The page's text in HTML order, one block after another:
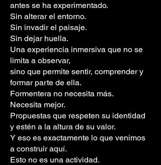
antes se ha experimentado.
Sin alterar el entorno.
Sin invadir el paisaje.
Sin dejar huella.
Una experiencia inmersiva que no se
limita a observar,
sino que permite sentir, comprender y
formar parte de ella.
Formentera no necesita más.
Necesita mejor.
Propuestas que respeten su identidad
y estén a la altura de su valor.
Y eso es exactamente lo que venimos
a construir aquí.
Esto no es una actividad.